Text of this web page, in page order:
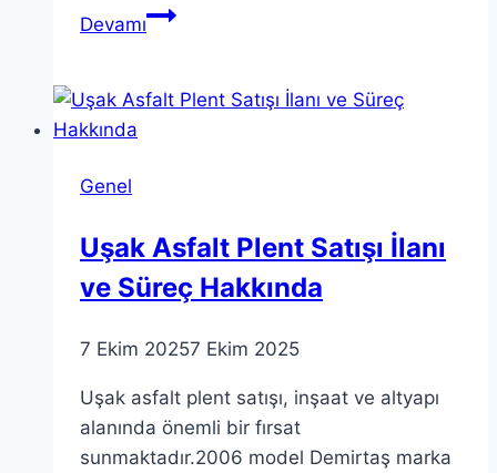
DevamıTürkiye
Analizi:
Genel
Uşak Asfalt Plent Satışı İlanı
ve Süreç Hakkında
7 Ekim 20257 Ekim 2025
Uşak asfalt plent satışı, inşaat ve altyapı
alanında önemli bir fırsat
sunmaktadır.2006 model Demirtaş marka